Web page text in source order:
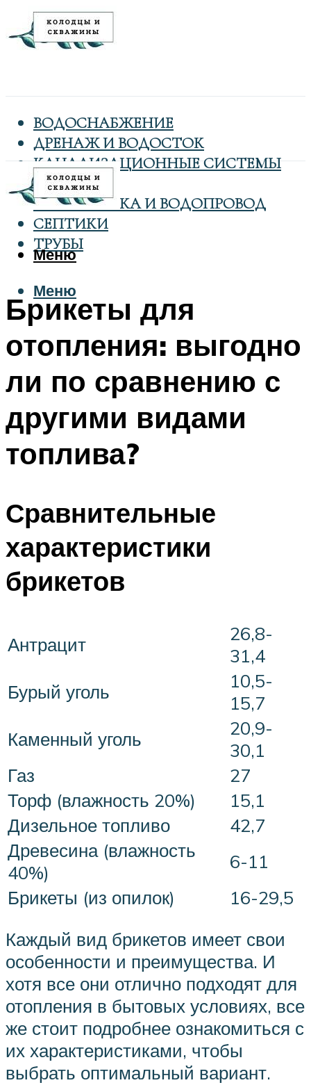
ВОДОСНАБЖЕНИЕ
ДРЕНАЖ И ВОДОСТОК
КАНАЛИЗАЦИОННЫЕ СИСТЕМЫ
КОЛОДЦЫ
САНТЕХНИКА И ВОДОПРОВОД
СЕПТИКИ
ТРУБЫ
Меню
Меню
Брикеты для
отопления: выгодно
ли по сравнению с
другими видами
топлива?
Сравнительные
характеристики
брикетов
Антрацит
26,8-
31,4
Бурый уголь
10,5-
15,7
Каменный уголь
20,9-
30,1
Газ
27
Торф (влажность 20%)
15,1
Дизельное топливо
42,7
Древесина (влажность
40%)
6-11
Брикеты (из опилок)
16-29,5
Каждый вид брикетов имеет свои
особенности и преимущества. И
хотя все они отлично подходят для
отопления в бытовых условиях, все
же стоит подробнее ознакомиться с
их характеристиками, чтобы
выбрать оптимальный вариант.